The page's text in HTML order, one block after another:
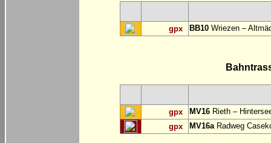
gpx BB10 Wriezen –
gpx MV16 Rieth –
gpx
MV16aRadweg